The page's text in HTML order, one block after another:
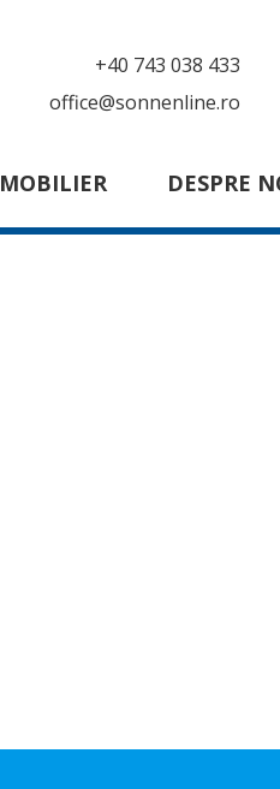
+40 743 038 433
office@sonnenline.ro
MOBILIER DESPRE